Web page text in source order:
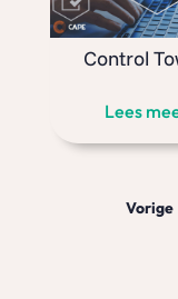
Control
Lees
Vorige